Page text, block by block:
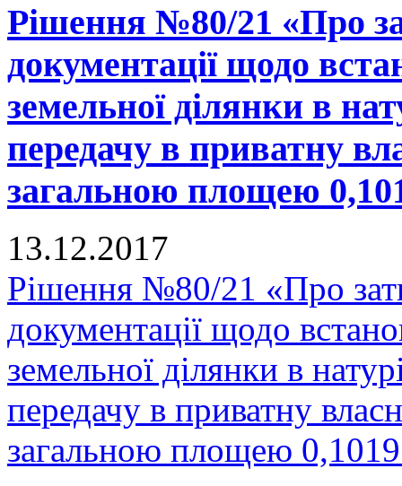
Рішення №80/21 «Про
документації щодо
земельної ділянки в
передачу в приватну
загальною площею
13.12.2017
Рішення №80/21 «Про
документації щодо
земельної ділянки в
передачу в приватну
загальною площею